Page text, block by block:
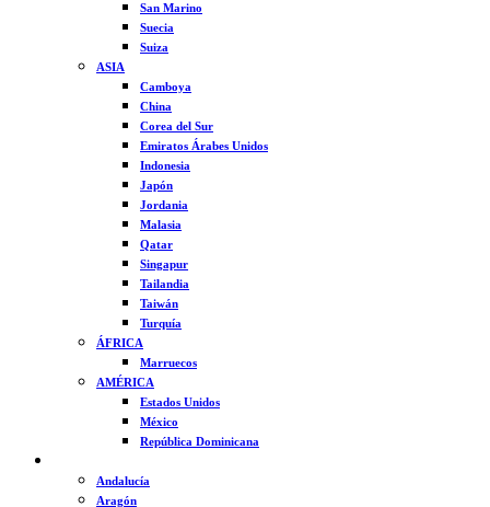
San Marino
Suecia
Suiza
ASIA
Camboya
China
Corea del Sur
Emiratos Árabes Unidos
Indonesia
Japón
Jordania
Malasia
Qatar
Singapur
Tailandia
Taiwán
Turquía
ÁFRICA
Marruecos
AMÉRICA
Estados Unidos
México
República Dominicana
Andalucía
Aragón